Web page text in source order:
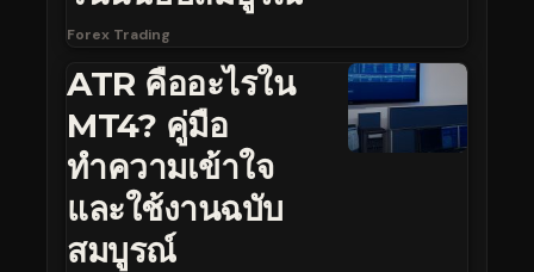
Forex Trading
ATR คืออะไรใน
MT4? คู่มือ
ทำความเข้าใจ
และใช้งานฉบับ
สมบูรณ์